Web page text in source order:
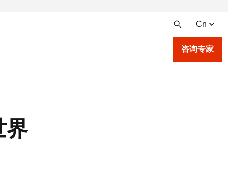
Cn
咨询专家
界